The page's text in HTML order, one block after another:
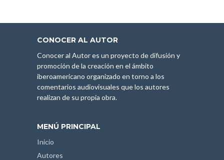
CONOCER AL AUTOR
Conocer al Autor es un proyecto de difusión y
promoción de la creación en el ámbito
iberoamericano organizado en torno a los
comentarios audiovisuales que los autores
realizan de su propia obra.
MENÚ PRINCIPAL
Inicio
Autores